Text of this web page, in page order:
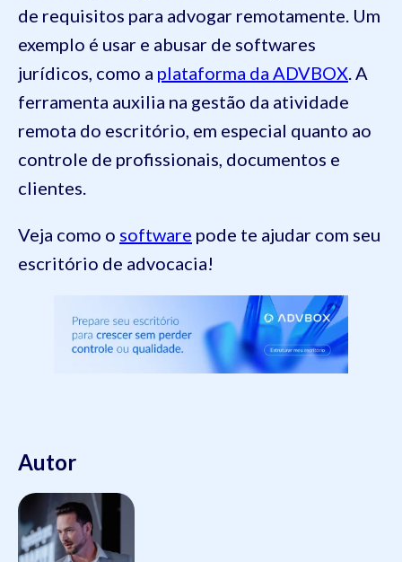
de requisitos para advogar remotamente. Um
exemplo é usar e abusar de softwares
jurídicos, como a plataforma da ADVBOX. A
ferramenta auxilia na gestão da atividade
remota do escritório, em especial quanto ao
controle de profissionais, documentos e
clientes.
Veja como o software pode te ajudar com seu
escritório de advocacia!
Autor